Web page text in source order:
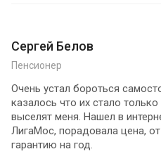
Сергей Белов
Пенсионер
Очень устал бороться
казалось что их стало
выселят меня. Нашел в
ЛигаМос, порадовала цена,
гарантию на год.